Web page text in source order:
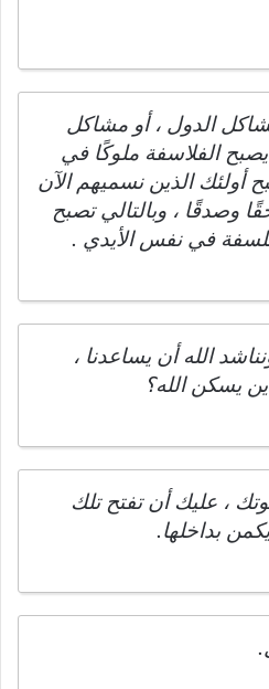
الدول ، أو مشاكل
الفلاسفة ملوكًا في
أولئك الذين نسميهم الآن
وصدقًا ، وبالتالي تصبح
في نفس الأيدي .
الله أن يساعدنا ،
يسكن الله؟
، عليك أن تفتح تلك
بداخلها.